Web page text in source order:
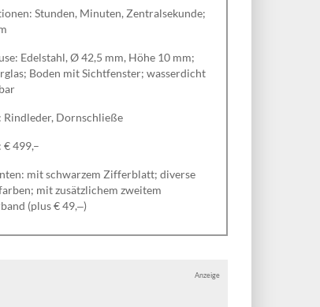
Stunden, Minuten, Zentralsekunde;
Edelstahl, Ø 42,5 mm, Höhe 10 mm;
Boden mit Sichtfenster; wasserdicht
Rindleder, Dornschließe
€ 499,–
mit schwarzem Zifferblatt; diverse
mit zusätzlichem zweitem
(plus € 49,‒)
Anzeige